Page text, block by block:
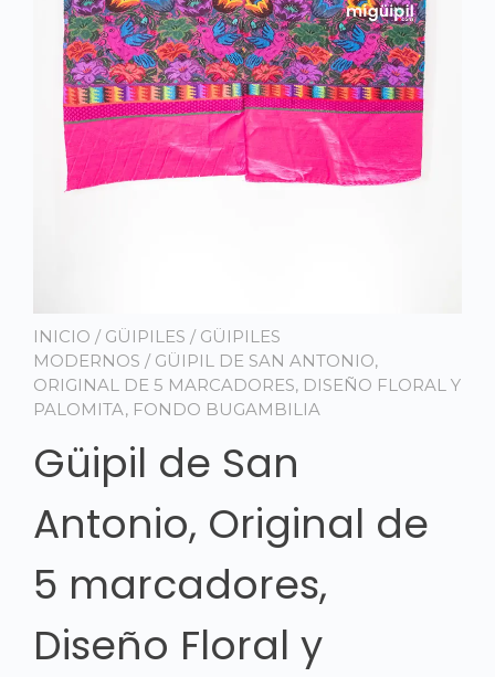
INICIO / GÜIPILES / GÜIPILES
MODERNOS / GÜIPIL DE SAN ANTONIO,
ORIGINAL DE 5 MARCADORES, DISEÑO FLORAL Y
PALOMITA, FONDO BUGAMBILIA
Güipil de San
Antonio, Original de
5 marcadores,
Diseño Floral y